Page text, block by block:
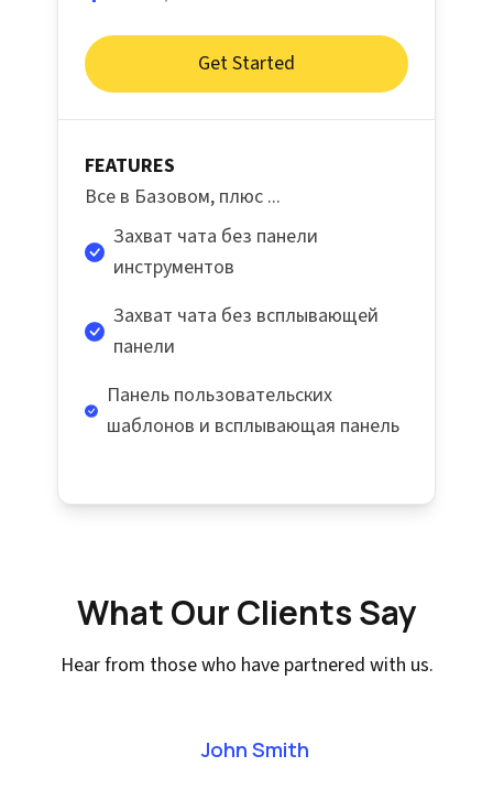
Get Started
FEATURES
Все в Базовом, плюс ...
Захват чата без панели
инструментов
Захват чата без всплывающей
панели
Панель пользовательских
шаблонов и всплывающая панель
What Our Clients Say
Hear from those who have partnered with us.
John Smith